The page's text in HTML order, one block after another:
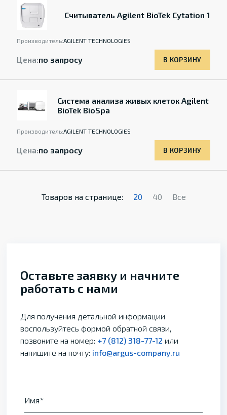
Считыватель Agilent BioTek Cytation 1
Производитель:AGILENT TECHNOLOGIES
Цена:по запросу В КОРЗИНУ
Система анализа живых клеток Agilent
BioTek BioSpa
Производитель:AGILENT TECHNOLOGIES
Цена:по запросу В КОРЗИНУ
Товаров на странице: 20 40 Все
Оставьте заявку и начните
работать с нами
Для получения детальной информации
воспользуйтесь формой обратной связи,
позвоните на номер: +7 (812) 318-77-12 или
напишите на почту: info@argus-company.ru
Имя